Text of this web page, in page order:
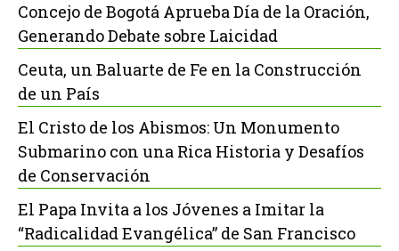
Concejo de Bogotá Aprueba Día de la Oración,
Generando Debate sobre Laicidad
Ceuta, un Baluarte de Fe en la Construcción
de un País
El Cristo de los Abismos: Un Monumento
Submarino con una Rica Historia y Desafíos
de Conservación
El Papa Invita a los Jóvenes a Imitar la
“Radicalidad Evangélica” de San Francisco